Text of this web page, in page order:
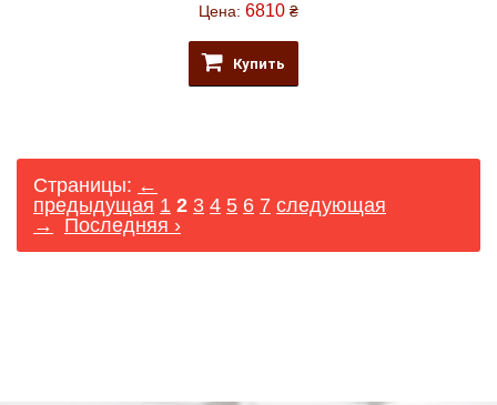
Цена: 6810 ₴
Купить
Страницы: ←
предыдущая 1 2 3 4 5 6 7 следующая
→
Последняя ›